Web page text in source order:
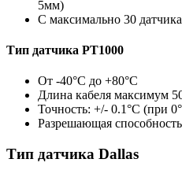
5мм)
С максимально 30
Тип датчика PT1000
От -40°C до +80°C
Длина кабеля максимум
Точность: +/- 0.1°C (при
Разрешающая
Тип датчика Dallas